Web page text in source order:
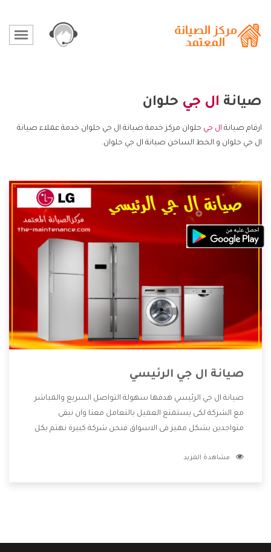
صيانة ال جي حلوان
ارقام صيانة ال جي حلوان مركز خدمة صيانة ال جي حلوان خدمة عملاء صيانة
ال جي حلوان و الخط الساخن صيانة ال جي حلوان.
صيانة ال جي الرئيسي
صيانة ال جي الرئيسي هدفها سهولة التواصل السريع والمباشر
مع الشركة لكى يستمتع العميل بالتعامل معنا وان نبقى
متواجدين بشكل مميز فى الاسواق فنحن شركة كبيرة نهتم بكل
الشركة بها والتى تكون منها خدمة الصيانة التى تكون من أهم
مشاهدة المزيد